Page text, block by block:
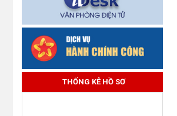
THỐNG KÊ HỒ SƠ